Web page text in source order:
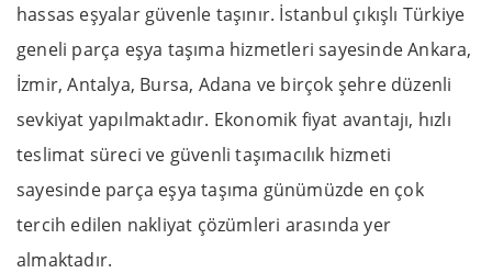
hassas eşyalar güvenle taşınır. İstanbul çıkışlı Türkiye
geneli parça eşya taşıma hizmetleri sayesinde Ankara,
İzmir, Antalya, Bursa, Adana ve birçok şehre düzenli
sevkiyat yapılmaktadır. Ekonomik fiyat avantajı, hızlı
teslimat süreci ve güvenli taşımacılık hizmeti
sayesinde parça eşya taşıma günümüzde en çok
tercih edilen nakliyat çözümleri arasında yer
almaktadır.